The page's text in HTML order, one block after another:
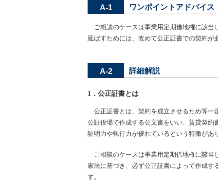
A-1 ワンポイントアドバイス
ご相談のケースは事業用定期借地権に該当
延ばすためには、改めて公正証書での契約が
A-2 詳細解説
1．公正証書とは
公正証書とは、契約を成立させるため等一
公証役場で作成する公文書をいい、賃貸契約
証明力や執行力が優れているという特徴があ
ご相談のケースは事業用定期借地権に該当
家法に基づき、必ず公正証書によって作成す
す。